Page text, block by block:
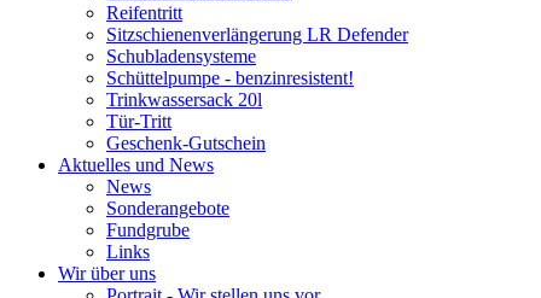
Reifentritt
Sitzschienenverlängerung LR Defender
Schubladensysteme
Schüttelpumpe - benzinresistent!
Trinkwassersack 20l
Tür-Tritt
Geschenk-Gutschein
Aktuelles und News
News
Sonderangebote
Fundgrube
Links
Wir über uns